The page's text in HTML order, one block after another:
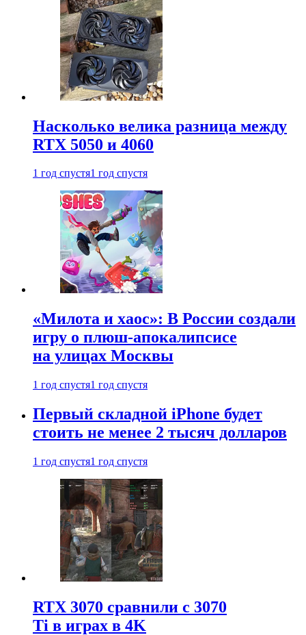
Насколько велика разница между
RTX 5050 и 4060
1 год спустя1 год спустя
«Милота и хаос»: В России создали
игру о плюш-апокалипсисе
на улицах Москвы
1 год спустя1 год спустя
Первый складной iPhone будет
стоить не менее 2 тысяч долларов
1 год спустя1 год спустя
RTX 3070 сравнили с 3070
Ti в играх в 4K